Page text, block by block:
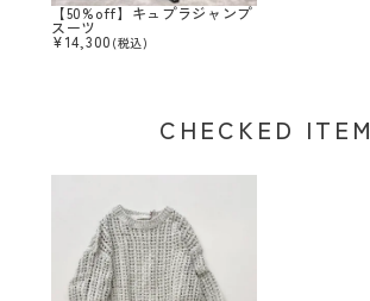
【50%off】キュプラジャンプ
スーツ
¥14,300 (税込)
CHECKED ITEM